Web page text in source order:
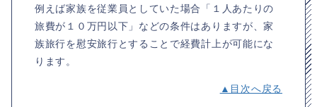
例えば家族を従業員としていた場合「１人あたりの
旅費が１０万円以下」などの条件はありますが、家
族旅行を慰安旅行とすることで経費計上が可能にな
ります。
▲目次へ戻る